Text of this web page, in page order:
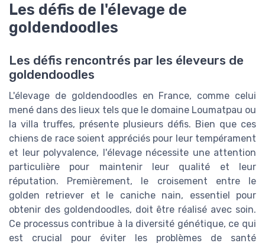
Les défis de l'élevage de
goldendoodles
Les défis rencontrés par les éleveurs de
goldendoodles
L'élevage de goldendoodles en France, comme celui
mené dans des lieux tels que le domaine Loumatpau ou
la villa truffes, présente plusieurs défis. Bien que ces
chiens de race soient appréciés pour leur tempérament
et leur polyvalence, l'élevage nécessite une attention
particulière pour maintenir leur qualité et leur
réputation. Premièrement, le croisement entre le
golden retriever et le caniche nain, essentiel pour
obtenir des goldendoodles, doit être réalisé avec soin.
Ce processus contribue à la diversité génétique, ce qui
est crucial pour éviter les problèmes de santé